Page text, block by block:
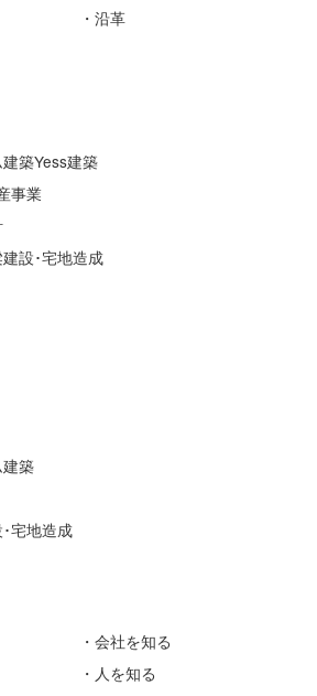
沿革
築Yess建築
事業
設･宅地造成
築
宅地造成
会社を知る
人を知る